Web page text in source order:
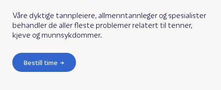
Våre dyktige tannpleiere, allmenntannleger og spesialister
behandler de aller fleste problemer relatert til tenner,
kjeve og munnsykdommer.
Bestill time